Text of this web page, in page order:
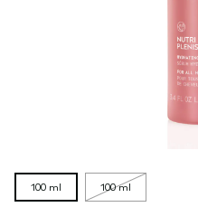
100 ml 100 ml